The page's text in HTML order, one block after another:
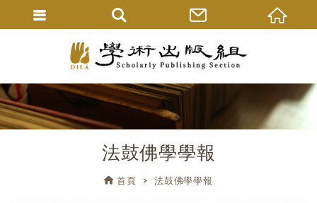
法鼓佛學學報
首頁 法鼓佛學學報